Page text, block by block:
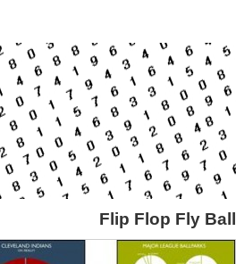
Flip Flop Fly Ball